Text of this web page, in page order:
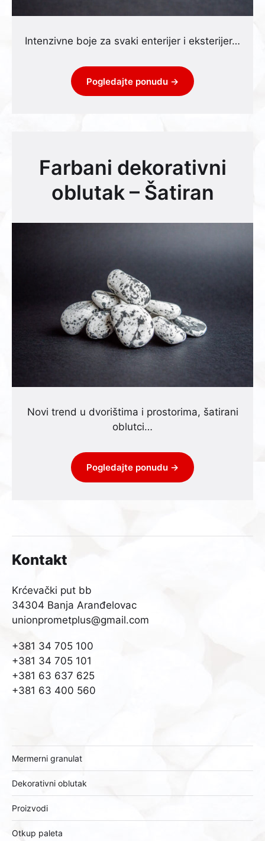
Intenzivne boje za svaki enterijer i eksterijer…
Pogledajte ponudu →
Farbani dekorativni
oblutak – Šatiran
Novi trend u dvorištima i prostorima, šatirani
oblutci…
Pogledajte ponudu →
Kontakt
Krćevački put bb
34304 Banja Aranđelovac
unionprometplus@gmail.com
+381 34 705 100
+381 34 705 101
+381 63 637 625
+381 63 400 560
Mermerni granulat
Dekorativni oblutak
Proizvodi
Otkup paleta